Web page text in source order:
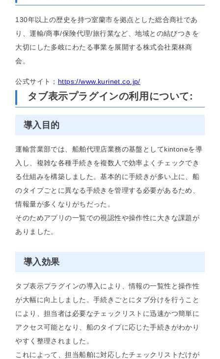
運用相談してみる
最適なサービスをご提案します
30秒
130年以上の歴史を持つ室蘭市を拠点とした総合商社であ
り、運輸/商事/保険代理/旅行業など、地域との結びつきを
大切にした多岐にわたる事業を展開する株式会社栗林商
会。
公式サイト； https://www.kurinet.co.jp/
タブ表示プラグインの利用について:
導入目的
運輸営業部では、船舶代理店業務の基盤としてkintoneを導
入し、複雑な各種手続きを複数人で効率よくチェックでき
る仕組みを構築しました。基本的に手続きが多い上に、船
のタイプごとに異なる手続きを管理する必要があるため、
情報量が多くなりがちだった。
そのためアプリの一覧での視認性や操作性に大きな課題が
ありました。
導入効果
タブ表示プラグインの導入により、情報の一覧性と操作性
が大幅に向上しました。手続きごとにタブ分けを行うこと
により、担当者は必要なチェックリストに迅速かつ簡単に
アクセス可能となり、船のタイプに応じた手続きがわかり
やすく整理されました。
これによって、担当船舶に対応したチェックリストだけが